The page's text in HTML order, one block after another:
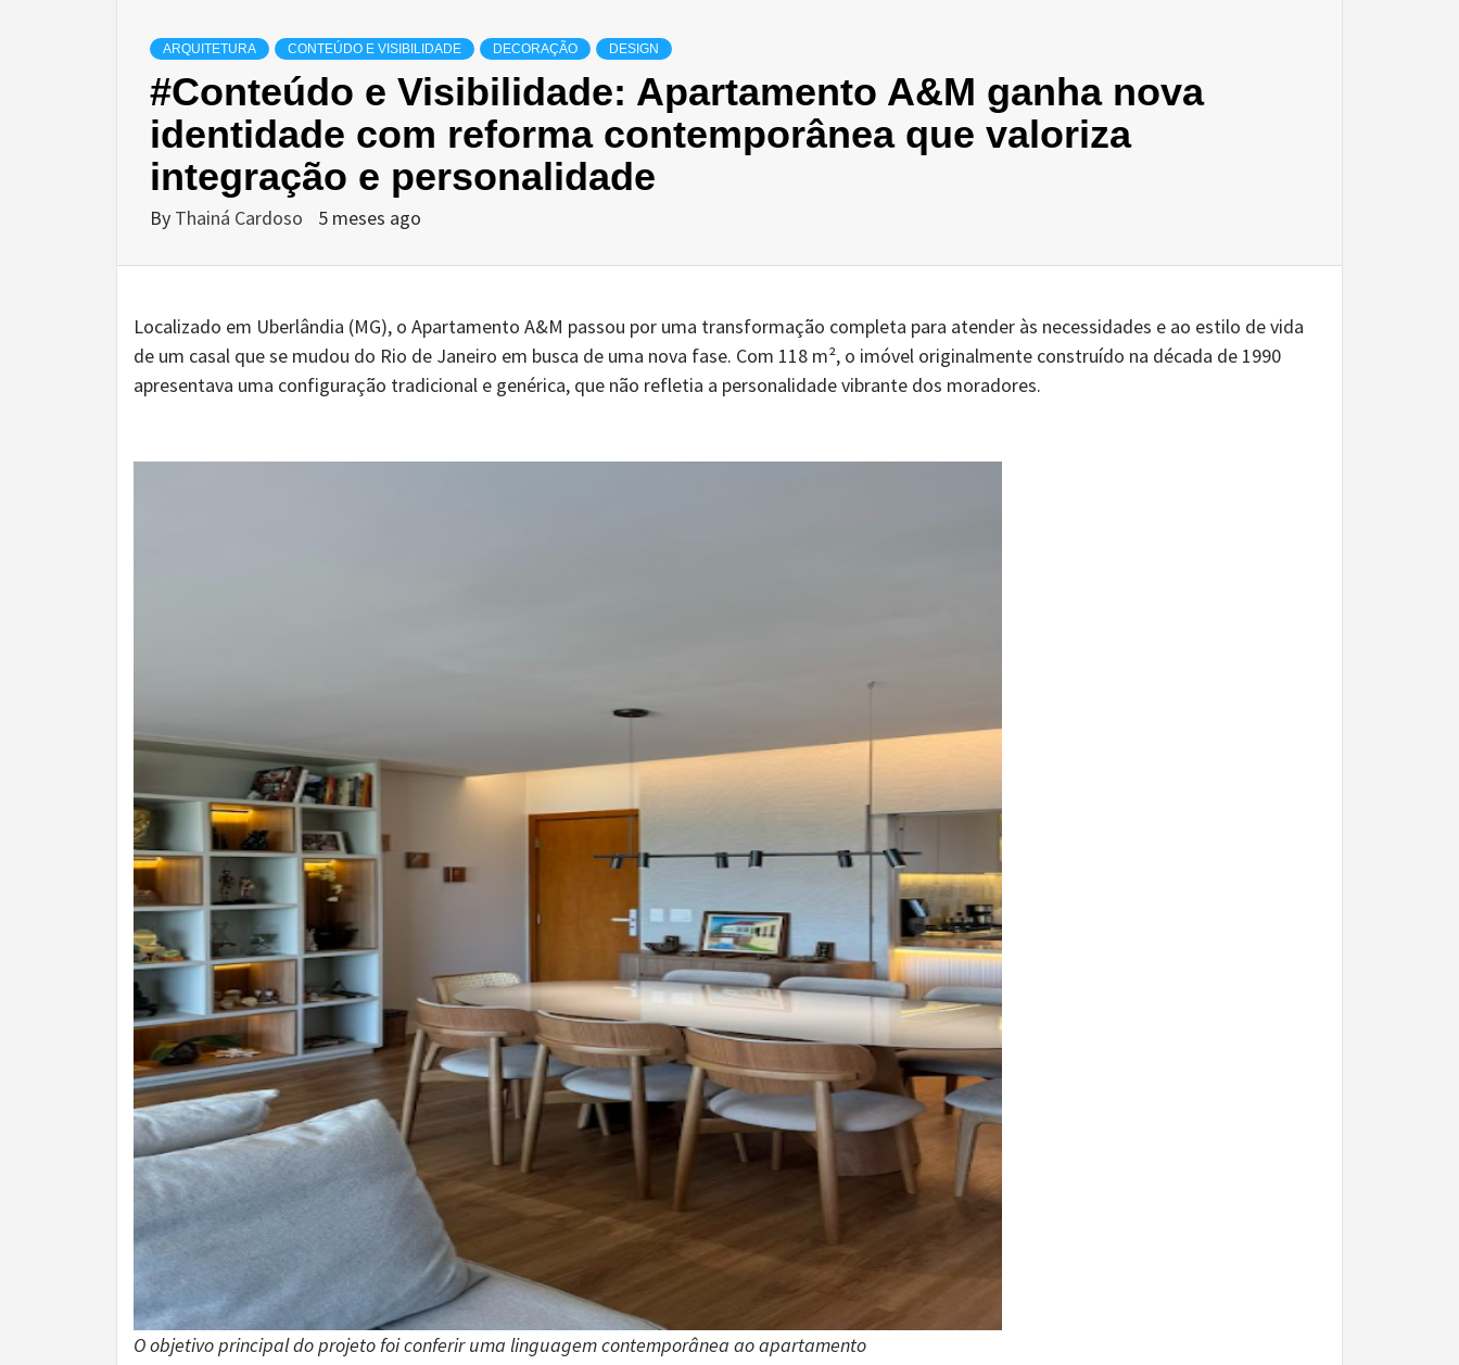
ARQUITETURA CONTEÚDO E VISIBILIDADE DECORAÇÃO DESIGN
#Conteúdo e Visibilidade: Apartamento A&M ganha nova
identidade com reforma contemporânea que valoriza
integração e personalidade
By Thainá Cardoso 5 meses ago
Localizado em Uberlândia (MG), o Apartamento A&M passou por uma transformação completa para atender às necessidades e ao estilo de vida
de um casal que se mudou do Rio de Janeiro em busca de uma nova fase. Com 118 m², o imóvel originalmente construído na década de 1990
apresentava uma configuração tradicional e genérica, que não refletia a personalidade vibrante dos moradores.
O objetivo principal do projeto foi conferir uma linguagem contemporânea ao apartamento